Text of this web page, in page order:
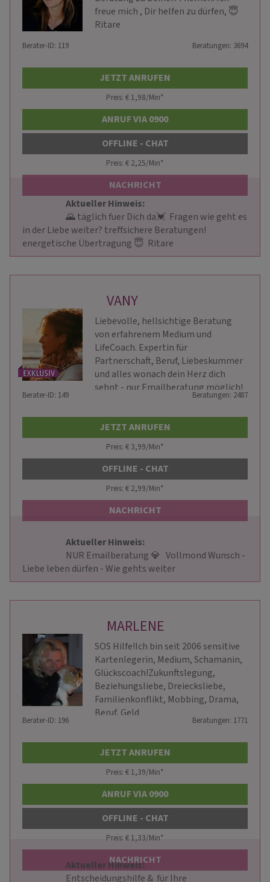
freue mich , Dir helfen zu dürfen, 😇
Ritare
Berater-ID: 119 Beratungen: 3694
JETZT ANRUFEN
Preis: € 1,98/Min*
ANRUF VIA 0900
OFFLINE - CHAT
Preis: € 2,25/Min*
NACHRICHT
Aktueller Hinweis:
in der Liebe weiter? treffsichere Beratungen!
energetische Übertragung 😇  Ritare
VANY
Liebevolle, hellsichtige Beratung
von erfahrenem Medium und
LifeCoach. Expertin für
Partnerschaft, Beruf, Liebeskummer
und alles wonach dein Herz dich
sehnt - nur Emailberatung möglich!
Berater-ID: 149 Beratungen: 2487
JETZT ANRUFEN
Preis: € 3,99/Min*
OFFLINE - CHAT
Preis: € 2,99/Min*
NACHRICHT
Aktueller Hinweis:
Liebe leben dürfen - Wie gehts weiter
MARLENE
SOS Hilfe!Ich bin seit 2006 sensitive
Kartenlegerin, Medium, Schamanin,
Glückscoach!Zukunftslegung,
Beziehungsliebe, Dreiecksliebe,
Familienkonflikt, Mobbing, Drama,
Beruf, Geld
Berater-ID: 196 Beratungen: 1771
JETZT ANRUFEN
Preis: € 1,39/Min*
ANRUF VIA 0900
OFFLINE - CHAT
Preis: € 1,33/Min*
NACHRICHT
Aktueller Hinweis: